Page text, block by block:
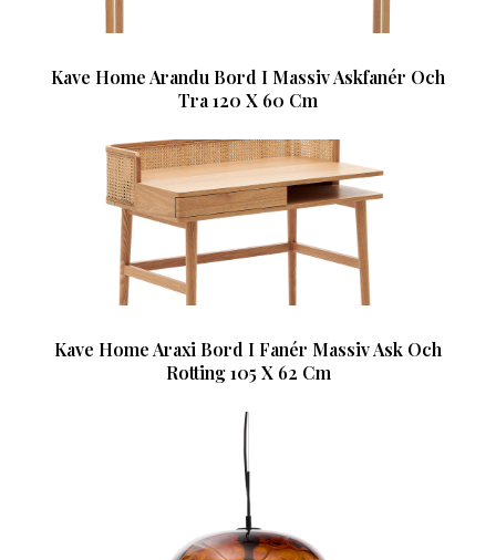
Kave Home Arandu Bord I Massiv Askfanér Och
Tra 120 X 60 Cm
Kave Home Araxi Bord I Fanér Massiv Ask Och
Rotting 105 X 62 Cm